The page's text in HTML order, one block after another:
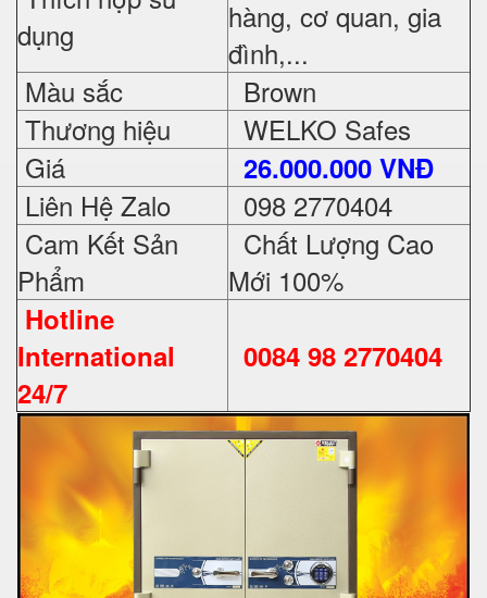
dụng
hàng, cơ quan, gia
đình,...
Màu sắc
Brown
Thương hiệu
WELKO Safes
Giá
26.000.000 VNĐ
Liên Hệ Zalo
098 2770404
Cam Kết Sản
Phẩm
Chất Lượng Cao
Mới 100%
Hotline
International
24/7
0084 98 2770404